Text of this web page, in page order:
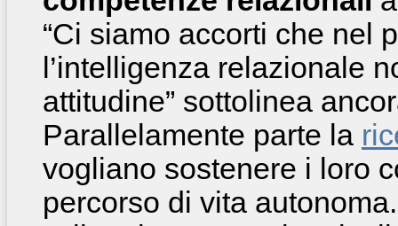
“Ci siamo accorti che nel
l’intelligenza relazionale
attitudine” sottolinea
Parallelamente parte la
vogliano sostenere i loro
percorso di vita